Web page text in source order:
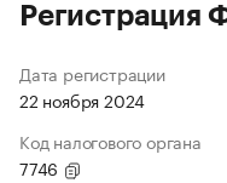
Регистрация
Дата регистрации
22 ноября 2024
Код налогового органа
7746